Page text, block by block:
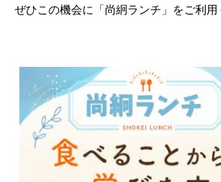
ぜひこの機会に「尚絅ランチ」をご利用